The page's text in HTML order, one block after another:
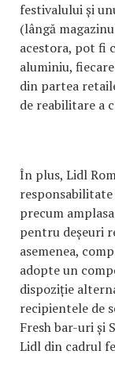
festivalului și
(lângă
acestora, pot fi
aluminiu,
din partea
de reabilitare a
În plus, Lidl
precum
pentru deșeuri
asemenea,
adopte un
dispoziție
recipientele de
Fresh bar-uri și
Lidl din cadrul